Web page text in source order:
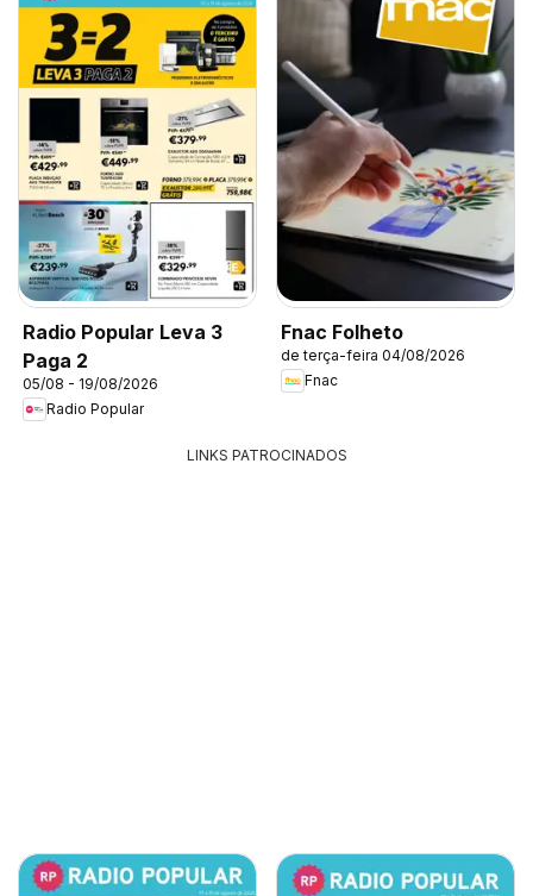
Radio Popular Leva 3
Paga 2
05/08 - 19/08/2026
Radio Popular
Fnac Folheto
de terça-feira 04/08/2026
Fnac
LINKS PATROCINADOS